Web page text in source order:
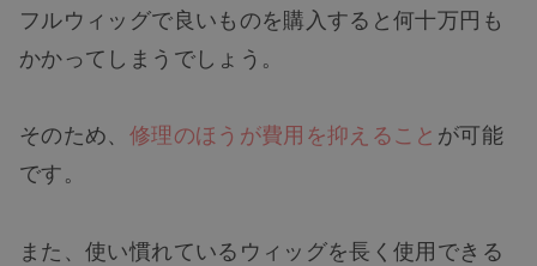
フルウィッグで良いものを購入すると何十万円も
かかってしまうでしょう。
そのため、 修理のほうが費用を抑えること が可能
です。
また、使い慣れているウィッグを長く使用できる